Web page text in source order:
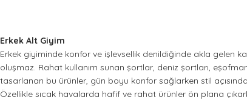
Erkek Alt Giyim
Erkek giyiminde konfor ve işlevsellik denildiğinde akla gelen
oluşmaz. Rahat kullanım sunan şortlar, deniz şortları,
tasarlanan bu ürünler, gün boyu konfor sağlarken stil
Özellikle sıcak havalarda hafif ve rahat ürünler ön plana